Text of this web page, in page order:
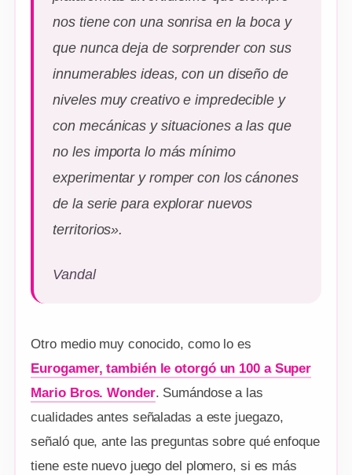
nos tiene con una sonrisa en la boca y
que nunca deja de sorprender con sus
innumerables ideas, con un diseño de
niveles muy creativo e impredecible y
con mecánicas y situaciones a las que
no les importa lo más mínimo
experimentar y romper con los cánones
de la serie para explorar nuevos
territorios».
Vandal
Otro medio muy conocido, como lo es
Eurogamer, también le otorgó un 100 a Super
Mario Bros. Wonder. Sumándose a las
cualidades antes señaladas a este juegazo,
señaló que, ante las preguntas sobre qué enfoque
tiene este nuevo juego del plomero, si es más